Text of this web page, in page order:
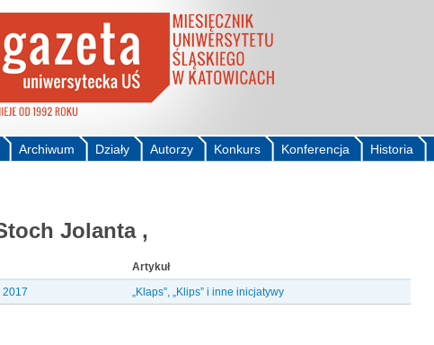
Historia
Konferencja
Konkurs
Autorzy
Działy
Archiwum
Jolanta ,
Artykuł
2017
„Klaps”, „Klips” i inne inicjatywy